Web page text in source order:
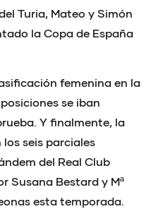
Turia, Mateo y Simón
la Copa de España
femenina en la
se iban
Y finalmente, la
seis parciales
del Real Club
Susana Bestard y Mª
esta temporada.